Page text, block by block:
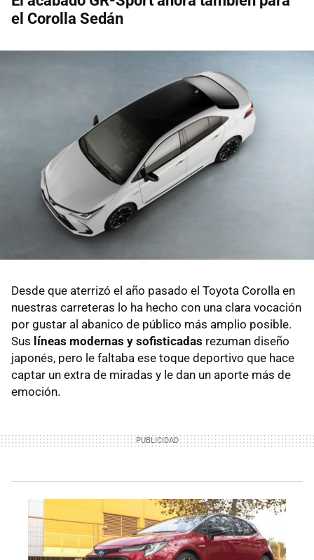
el Corolla Sedán
Desde que aterrizó el año pasado el Toyota Corolla en
nuestras carreteras lo ha hecho con una clara vocación
por gustar al abanico de público más amplio posible.
Sus líneas modernas y sofisticadas rezuman diseño
japonés, pero le faltaba ese toque deportivo que hace
captar un extra de miradas y le dan un aporte más de
emoción.